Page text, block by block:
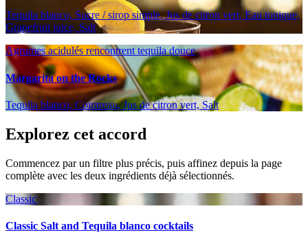
Tequila blanco, Sucre / sirop simple, Jus de citron vert, Eau tonique,
Grapefruit juice, Salt
Agrumes acidulés rencontrent tequila douce
Margarita on the Rocks
Tequila blanco, Cointreau, Jus de citron vert, Salt
Explorez cet accord
Commencez par un filtre plus précis, puis affinez depuis la page
complète avec les deux ingrédients déjà sélectionnés.
Classic
Classic Salt and Tequila blanco cocktails